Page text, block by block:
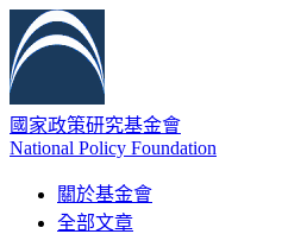
國家政策研究基金會
National Policy Foundation
關於基金會
全部文章